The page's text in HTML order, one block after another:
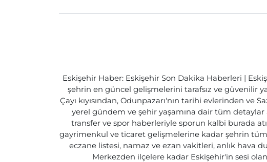
Eskişehir Haber: Eskişehir Son Dakika Haberleri |
şehrin en güncel gelişmelerini tarafsız ve güvenilir
Çayı kıyısından, Odunpazarı'nın tarihi evlerinden ve
yerel gündem ve şehir yaşamına dair tüm detaylar
transfer ve spor haberleriyle sporun kalbi burada
gayrimenkul ve ticaret gelişmelerine kadar şehrin tüm
eczane listesi, namaz ve ezan vakitleri, anlık hava
Merkezden ilçelere kadar Eskişehir'in sesi